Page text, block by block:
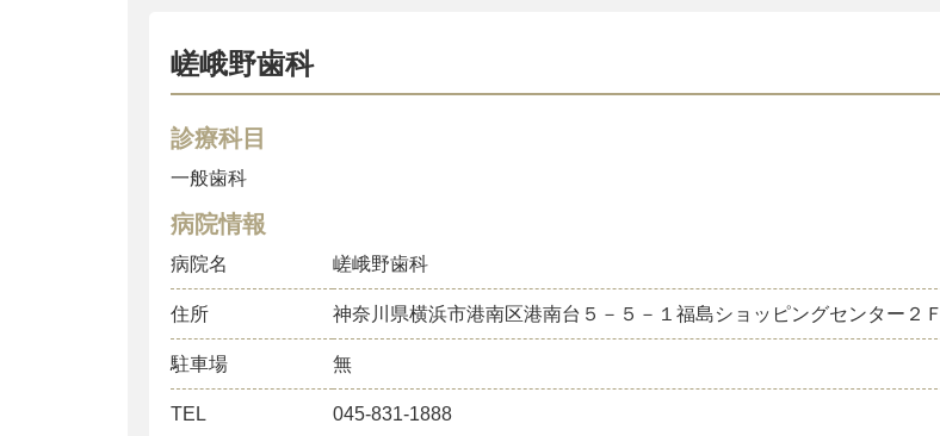
嵯峨野歯科
診療科目
一般歯科
病院情報
病院名 嵯峨野歯科
住所 神奈川県横浜市港南区港南台５－５－１福島ショッピングセンター２Ｆ
駐車場 無
TEL
045-831-1888